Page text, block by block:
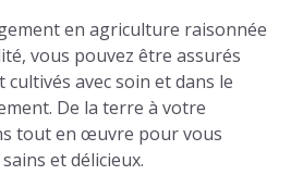
en agriculture raisonnée
vous pouvez être assurés
avec soin et dans le
De la terre à votre
tout en œuvre pour vous
et délicieux.